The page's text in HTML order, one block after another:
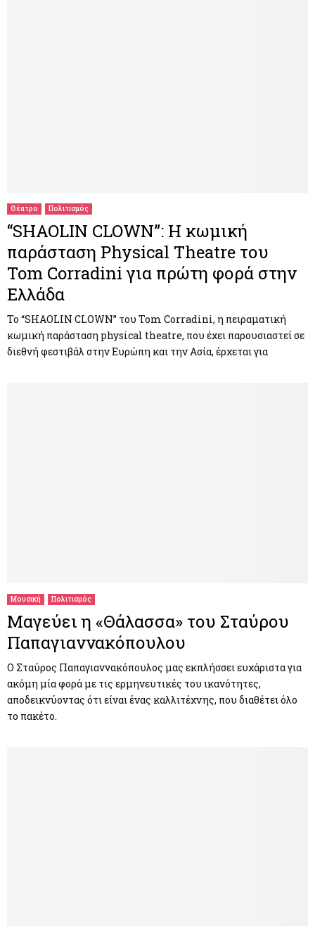
Θέατρο Πολιτισμός
“SHAOLIN CLOWN”: Η κωμική
παράσταση Physical Theatre του
Tom Corradini για πρώτη φορά στην
Ελλάδα
Το “SHAOLIN CLOWN” του Tom Corradini, η πειραματική
κωμική παράσταση physical theatre, που έχει παρουσιαστεί σε
διεθνή φεστιβάλ στην Ευρώπη και την Ασία, έρχεται για
Μουσική Πολιτισμός
Μαγεύει η «Θάλασσα» του Σταύρου
Παπαγιαννακόπουλου
O Σταύρος Παπαγιαννακόπουλος μας εκπλήσσει ευχάριστα για
ακόμη μία φορά με τις ερμηνευτικές του ικανότητες,
αποδεικνύοντας ότι είναι ένας καλλιτέχνης, που διαθέτει όλο
το πακέτο.